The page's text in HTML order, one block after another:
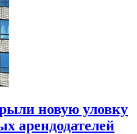
новую уловку
арендодателей